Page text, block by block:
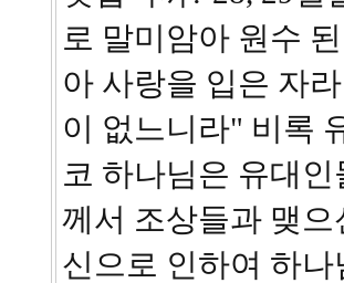
로 말미암아 원수
아 사랑을 입은 자
이 없느니라" 비록
코 하나님은 유대
께서 조상들과 맺
신으로 인하여 하